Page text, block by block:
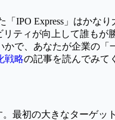
IPO Express」はかな
ティが向上して誰もが
で、あなたが企業の「
戦略の記事を読んでみて
最初の大きなターゲッ